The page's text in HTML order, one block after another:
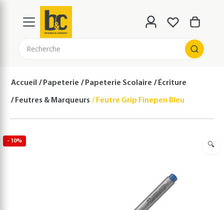
Recherche
Accueil Papeterie Papeterie Scolaire Écriture
Feutres & Marqueurs Feutre Grip Finepen Bleu foncé
- 10%
🔍